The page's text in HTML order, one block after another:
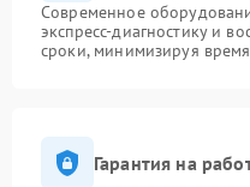
Современное
экспресс-диагностику и
сроки, минимизируя
Гарантия на